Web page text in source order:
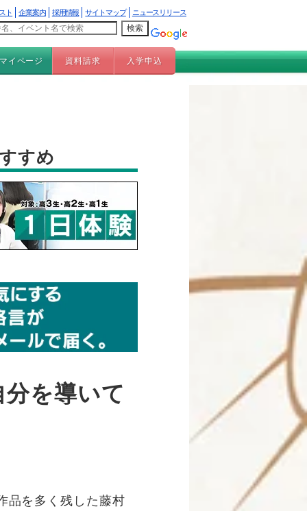
ト 企業案内 採用情報 サイトマップ ニュースリリース
イページ 資料請求 入学申込
すめ
を導いて
品を多く残した藤村